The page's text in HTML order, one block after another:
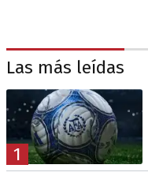
Las más leídas
1